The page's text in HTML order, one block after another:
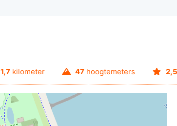
1,7kilometer 47 hoogtemeters